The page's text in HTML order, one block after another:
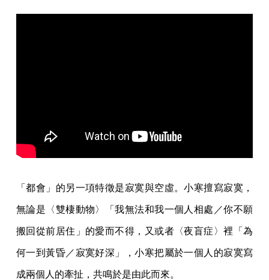
「都會」的另一項特徵是寂寞與空虛。小寒擅寫寂寞，
無論是〈雙棲動物〉「我無法和我一個人相處／你不願
搬回從前居住」的愛而不得，又或者〈夜盲症〉裡「為
何一到黃昏／寂寞好深」，小寒把屬於一個人的寂寞寫
成兩個人的牽扯，共鳴於是由此而來。